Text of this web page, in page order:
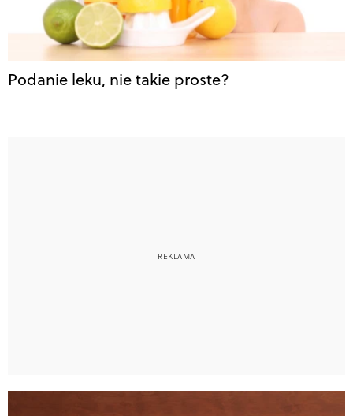
Podanie leku, nie takie proste?